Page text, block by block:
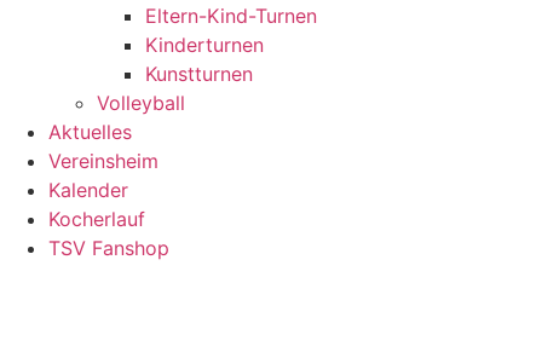
Eltern-Kind-Turnen
Kinderturnen
Kunstturnen
Volleyball
Aktuelles
Vereinsheim
Kalender
Kocherlauf
TSV Fanshop